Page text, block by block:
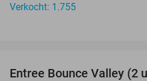
Verkocht: 1.755
Entree Bounce Valley (2